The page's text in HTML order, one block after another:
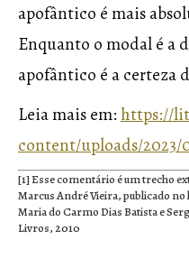
apofântico é mais
Enquanto o modal é a
apofântico é a certeza
Leia mais em: https://
content/uploads/
[1]Esse comentário é um trecho
Marcus André Vieira, publicado no
Maria do Carmo Dias Batista e
Livros, 2010